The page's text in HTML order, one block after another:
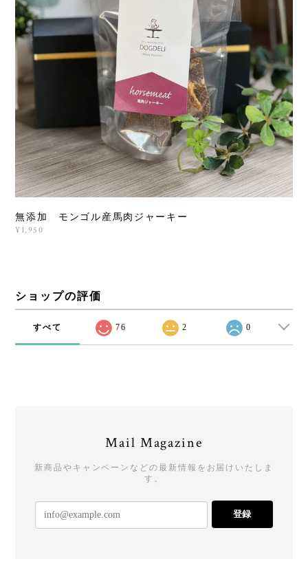
無添加 モンゴル産馬肉ジャーキー
¥1,950
ショップの評価
すべて 76 2 0
Mail Magazine
新商品やキャンペーンなどの最新情報をお届けいたしま
す。
登録